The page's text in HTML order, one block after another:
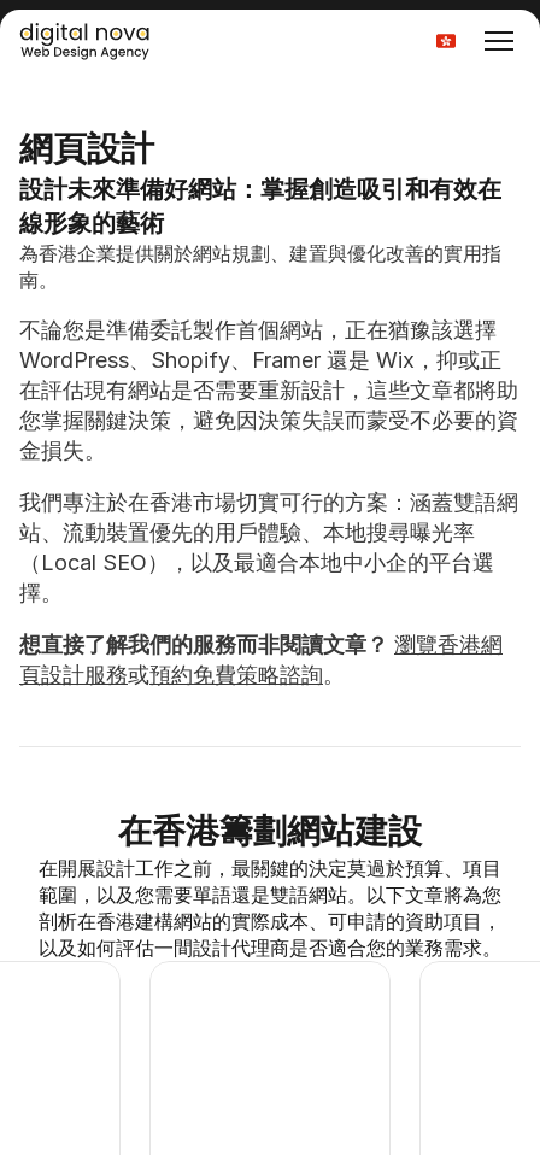
網頁設計
設計未來準備好網站：掌握創造吸引和有效在
線形象的藝術
為香港企業提供關於網站規劃、建置與優化改善的實用指
南。
不論您是準備委託製作首個網站，正在猶豫該選擇
WordPress、Shopify、Framer 還是 Wix，抑或正
在評估現有網站是否需要重新設計，這些文章都將助
您掌握關鍵決策，避免因決策失誤而蒙受不必要的資
金損失。
我們專注於在香港市場切實可行的方案：涵蓋雙語網
站、流動裝置優先的用戶體驗、本地搜尋曝光率
（Local SEO），以及最適合本地中小企的平台選
擇。
想直接了解我們的服務而非閱讀文章？ 瀏覽香港網
頁設計服務或預約免費策略諮詢。
在香港籌劃網站建設
在開展設計工作之前，最關鍵的決定莫過於預算、項目
範圍，以及您需要單語還是雙語網站。以下文章將為您
剖析在香港建構網站的實際成本、可申請的資助項目，
以及如何評估一間設計代理商是否適合您的業務需求。
Select Language